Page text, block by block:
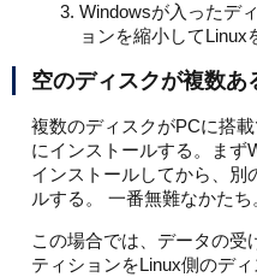
Windowsが入ったデ
ョンを縮小してLinux
空のディスクが複数あ
複数のディスクがPCに搭
にインストールする。まず
インストールしてから、別
ルする。 一番無難なかたち
この場合では、データの受
ティションをLinux側のデ